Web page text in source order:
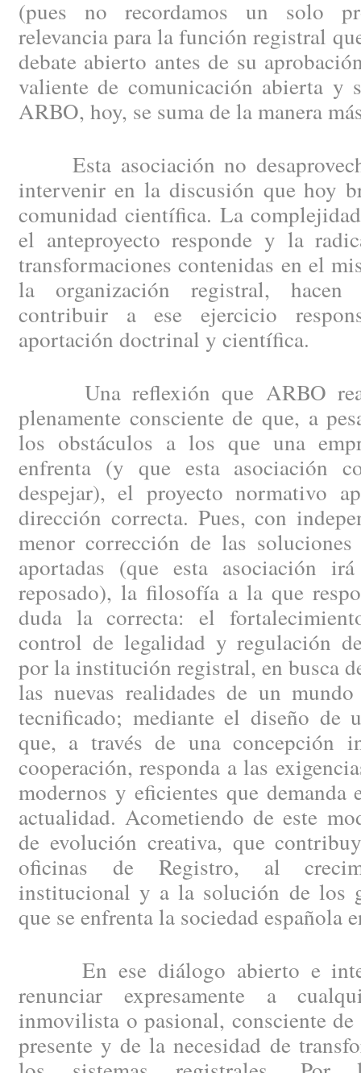
(pues no recordamos un solo
relevancia para la función registral
debate abierto antes de su
valiente de comunicación abierta y
ARBO, hoy, se suma de la manera
Esta asociación no
intervenir en la discusión que hoy
comunidad científica. La
el anteproyecto responde y la
transformaciones contenidas en el
la organización registral, hacen
contribuir a ese ejercicio
aportación doctrinal y científica.
Una reflexión que ARBO
plenamente consciente de que, a
los obstáculos a los que una
enfrenta (y que esta asociación
despejar), el proyecto normativo
dirección correcta. Pues, con
menor corrección de las
aportadas (que esta asociación
reposado), la filosofía a la que
duda la correcta: el
control de legalidad y regulación
por la institución registral, en busca
las nuevas realidades de un
tecnificado; mediante el diseño de
que, a través de una concepción
cooperación, responda a las
modernos y eficientes que
actualidad. Acometiendo de este
de evolución creativa, que
oficinas de Registro, al
institucional y a la solución de los
que se enfrenta la sociedad española
En ese diálogo abierto e
renunciar expresamente a
inmovilista o pasional, consciente
presente y de la necesidad de